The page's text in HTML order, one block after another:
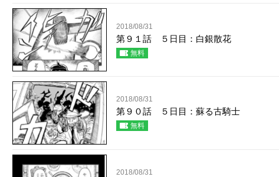
2018/08/31
第９１話 ５日目：白銀散花
無料
2018/08/31
第９０話 ５日目：蘇る古騎士
無料
2018/08/31